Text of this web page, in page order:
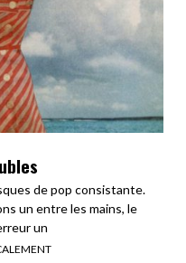
de pop consistante.
un entre les mains, le
un